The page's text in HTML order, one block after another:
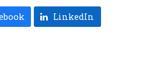
LinkedIn